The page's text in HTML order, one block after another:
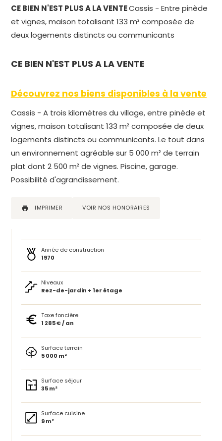
CE BIEN N'EST PLUS A LA VENTECassis - Entre pinède
et vignes, maison totalisant 133 m² composée de
deux logements distincts ou communicants
CE BIEN N'EST PLUS A LA VENTE
Découvrez nos biens disponibles à la vente
Cassis - A trois kilomètres du village, entre pinède et
vignes, maison totalisant 133 m² composée de deux
logements distincts ou communicants. Le tout dans
un environnement agréable sur 5 000 m² de terrain
plat dont 2 500 m² de vignes. Piscine, garage.
Possibilité d'agrandissement.
IMPRIMER VOIR NOS HONORAIRES
Année de construction
1970
Niveaux
Rez-de-jardin + 1er étage
Taxe foncière
1 285 € / an
Surface terrain
5 000 m²
Surface séjour
35 m²
Surface cuisine
9 m²